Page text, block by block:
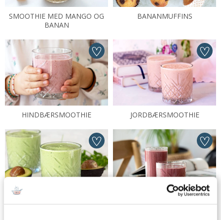
SMOOTHIE MED MANGO OG
BANAN
BANANMUFFINS
HINDBÆRSMOOTHIE JORDBÆRSMOOTHIE